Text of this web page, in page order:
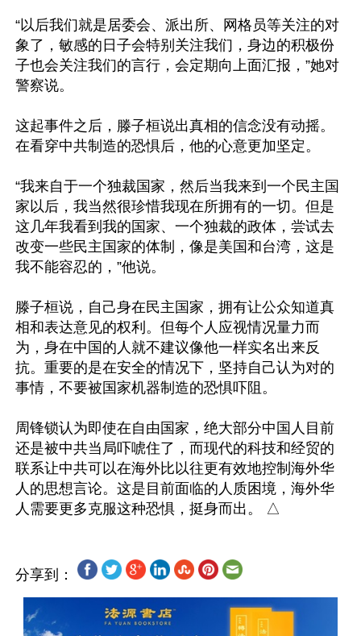
“以后我们就是居委会、派出所、网格员等关注的对
象了，敏感的日子会特别关注我们，身边的积极份
子也会关注我们的言行，会定期向上面汇报，”她对
警察说。
这起事件之后，滕子桓说出真相的信念没有动摇。
在看穿中共制造的恐惧后，他的心意更加坚定。
“我来自于一个独裁国家，然后当我来到一个民主国
家以后，我当然很珍惜我现在所拥有的一切。但是
这几年我看到我的国家、一个独裁的政体，尝试去
改变一些民主国家的体制，像是美国和台湾，这是
我不能容忍的，”他说。
滕子桓说，自己身在民主国家，拥有让公众知道真
相和表达意见的权利。但每个人应视情况量力而
为，身在中国的人就不建议像他一样实名出来反
抗。重要的是在安全的情况下，坚持自己认为对的
事情，不要被国家机器制造的恐惧吓阻。
周锋锁认为即使在自由国家，绝大部分中国人目前
还是被中共当局吓唬住了，而现代的科技和经贸的
联系让中共可以在海外比以往更有效地控制海外华
人的思想言论。这是目前面临的人质困境，海外华
分享到：